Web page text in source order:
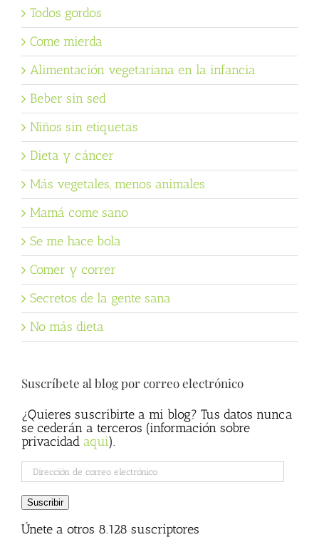
Todos gordos
Come mierda
Alimentación vegetariana en la infancia
Beber sin sed
Niños sin etiquetas
Dieta y cáncer
Más vegetales, menos animales
Mamá come sano
Se me hace bola
Comer y correr
Secretos de la gente sana
No más dieta
Suscríbete al blog por correo electrónico
¿Quieres suscribirte a mi blog? Tus datos nunca
se cederán a terceros (información sobre
privacidad aqui).
Dirección
de
correo
electrónico
Suscribir
Únete a otros 8.128 suscriptores